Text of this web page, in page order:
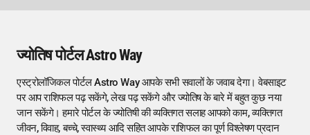
ज्योतिष पोर्टल Astro Way
एस्ट्रोलॉजिकल पोर्टल Astro Way आपके सभी सवालों के जवाब देगा। वेबसाइट
पर आप राशिफल पढ़ सकेंगे, लेख पढ़ सकेंगे और ज्योतिष के बारे में बहुत कुछ नया
जान सकेंगे। हमारे पोर्टल के ज्योतिषी की व्यक्तिगत सलाह आपको काम, व्यक्तिगत
जीवन, विवाह, बच्चे, स्वास्थ्य आदि सहित आपके राशिफल का पूर्ण विश्लेषण प्रदान